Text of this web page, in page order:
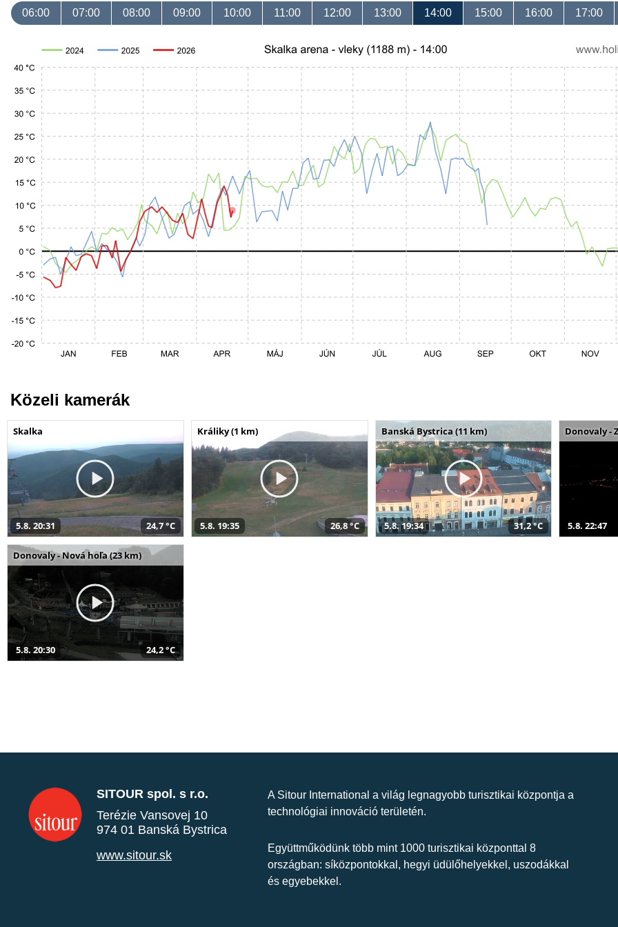
06:00 07:00 08:00 09:00 10:00 11:00 12:00 13:00 14:00 15:00 16:00 17:00
Közeli kamerák
Skalka
5.8. 20:31 24,7 °C
Králiky (1 km)
5.8. 19:35 26,8 °C
Banská Bystrica (11 km)
5.8. 19:34 31,2 °C
Donovaly -
5.8. 22:47
Donovaly - Nová hoľa (23 km)
5.8. 20:30 24,2 °C
SITOUR spol. s r.o.
Terézie Vansovej 10
974 01 Banská Bystrica
www.sitour.sk
A Sitour International a világ legnagyobb turisztikai központja a
technológiai innováció területén.
Együttműködünk több mint 1000 turisztikai központtal 8
országban: síközpontokkal, hegyi üdülőhelyekkel, uszodákkal
és egyebekkel.